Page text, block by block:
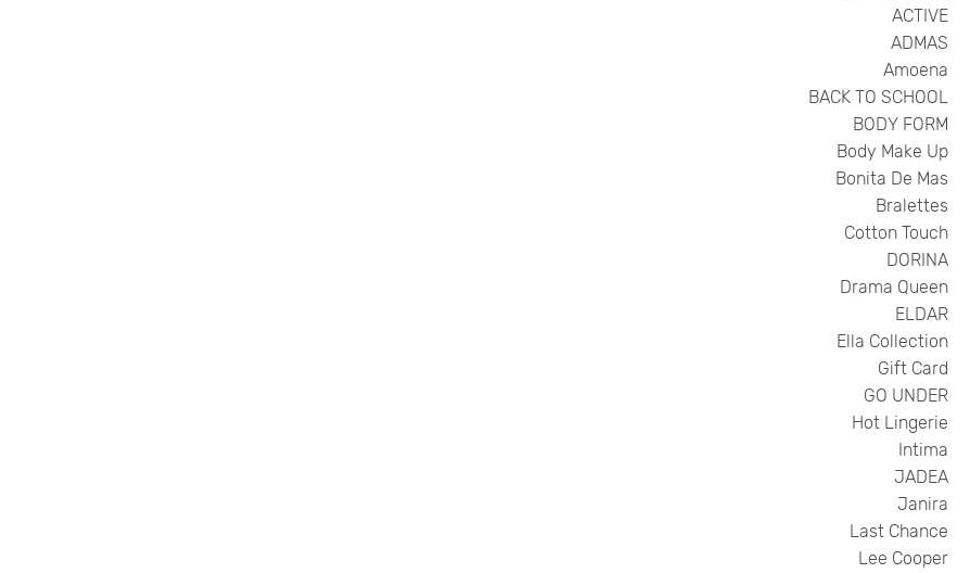
ACTIVE
ADMAS
Amoena
BACK TO SCHOOL
BODY FORM
Body Make Up
Bonita De Mas
Bralettes
Cotton Touch
DORINA
Drama Queen
ELDAR
Ella Collection
Gift Card
GO UNDER
Hot Lingerie
Intima
JADEA
Janira
Last Chance
Lee Cooper